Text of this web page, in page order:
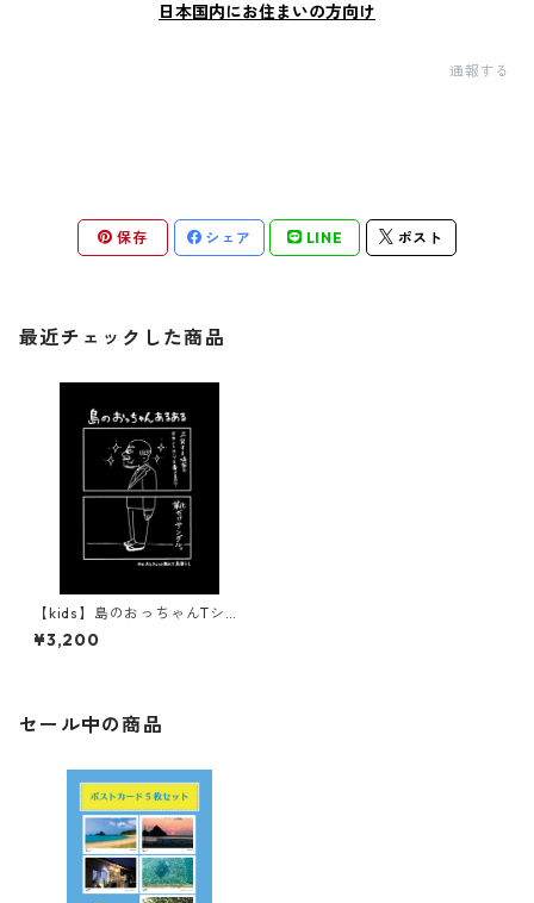
日本国内にお住まいの方向け
通報する
保存 シェア LINE ポスト
最近チェックした商品
【kids】島のおっちゃんTシャ
ツ・黒 130サイズ【奄美おも
しろTシャツ】
¥3,200
セール中の商品